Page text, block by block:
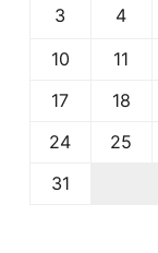
3
4
10
11
17
18
24
25
31